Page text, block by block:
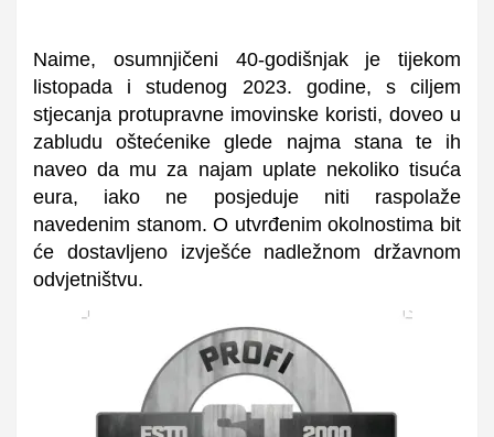
Naime, osumnjičeni 40-godišnjak je tijekom
listopada i studenog 2023. godine, s ciljem
stjecanja protupravne imovinske koristi, doveo u
zabludu oštećenike glede najma stana te ih
naveo da mu za najam uplate nekoliko tisuća
eura, iako ne posjeduje niti raspolaže
navedenim stanom.O utvrđenim okolnostima bit
će dostavljeno izvješće nadležnom državnom
odvjetništvu.